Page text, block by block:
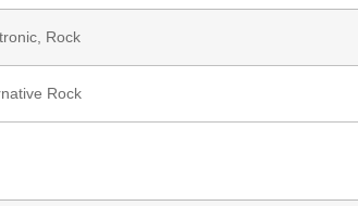
, Rock
Rock